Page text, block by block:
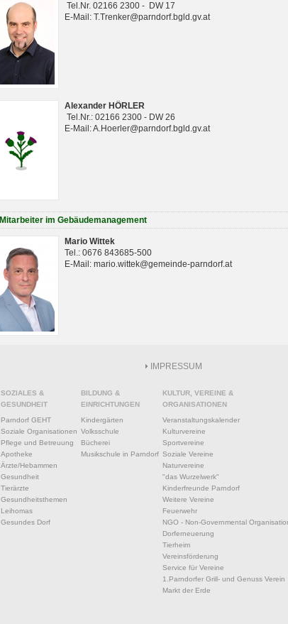
Tel.Nr. 02166 2300 - DW 17
E-Mail: T.Trenker@parndorf.bgld.gv.at
Alexander HÖRLER
Tel.Nr.: 02166 2300 - DW 26
E-Mail: A.Hoerler@parndorf.bgld.gv.at
Mitarbeiter im Gebäudemanagement
Mario Wittek
Tel.: 0676 843685-500
E-Mail: mario.wittek@gemeinde-parndorf.at
IMPRESSUM
SOZIALES &
GESUNDHEIT
Parndorf GEHT
Soziale Organisationen
Pflege und Betreuung
Apotheke
Ärzte/Hebammen
Gesundheit
Tierärzte
Gesundheitsthemen
Leihomas
Gesundes Dorf
BILDUNG &
EINRICHTUNGEN
Kindergärten
Volksschule
Bücherei
Musikschule in Parndorf
KULTUR, VEREINE &
ORGANISATIONEN
Veranstaltungskalender
Kulturvereine
Sportvereine
Soziale Vereine
Naturvereine
"das Wurzelwerk"
Kinderfreunde Parndorf
Weitere Vereine
Feuerwehr
NGO - Non-Governmental
Dorferneuerung
Tierheim
Vereinsförderung
Service für Vereine
1.Parndorfer Grill- und Genuss Verein
Markt der Erde